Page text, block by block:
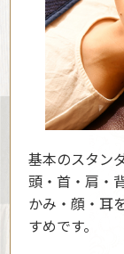
基本のスタン
頭・首・肩・
かみ・顔・耳
すめです。